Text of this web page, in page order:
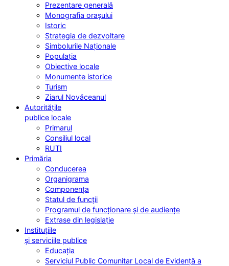
Prezentare generală
Monografia orașului
Istoric
Strategia de dezvoltare
Simbolurile Naționale
Populația
Obiective locale
Monumente istorice
Turism
Ziarul Novăceanul
Autoritățile
publice locale
Primarul
Consiliul local
RUTI
Primăria
Conducerea
Organigrama
Componența
Statul de funcții
Programul de funcționare și de audiențe
Extrase din legislație
Instituțiile
și serviciile publice
Educația
Serviciul Public Comunitar Local de Evidență a